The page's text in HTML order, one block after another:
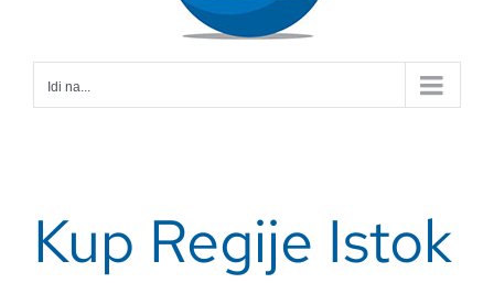
Idi na...
Kup Regije Istok